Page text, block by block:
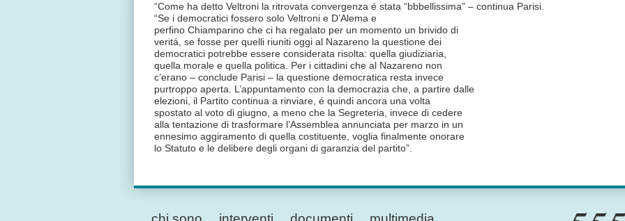
“Come ha detto Veltroni la ritrovata convergenza é stata “bbbellissima” – continua Parisi.
“Se i democratici fossero solo Veltroni e D’Alema e
perfino Chiamparino che ci ha regalato per un momento un brivido di
veritá, se fosse per quelli riuniti oggi al Nazareno la questione dei
democratici potrebbe essere considerata risolta: quella giudiziaria,
quella morale e quella politica. Per i cittadini che al Nazareno non
c’erano – conclude Parisi – la questione democratica resta invece
purtroppo aperta. L’appuntamento con la democrazia che, a partire dalle
elezioni, il Partito continua a rinviare, é quindi ancora una volta
spostato al voto di giugno, a meno che la Segreteria, invece di cedere
alla tentazione di trasformare l’Assemblea annunciata per marzo in un
ennesimo aggiramento di quella costituente, voglia finalmente onorare
lo Statuto e le delibere degli organi di garanzia del partito”.